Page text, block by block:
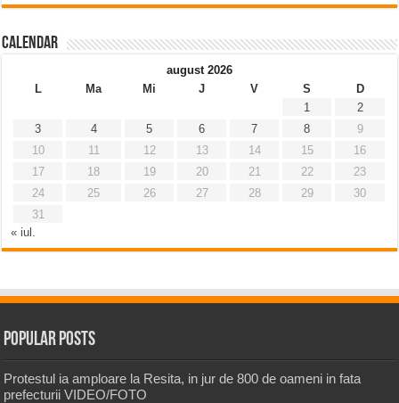
Calendar
august 2026
L
Ma Mi J V S
D
1
2
3
4 5 6 7 8
9
10
11 12 13 14 15
16
17
18 19 20 21 22
23
24
25 26 27 28 29
30
31
« iul.
Popular Posts
Protestul ia amploare la Resita, in jur de 800 de oameni in fata
prefecturii VIDEO/FOTO